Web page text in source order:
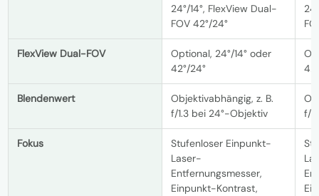
24°/14°, FlexView Dual-
FOV 42°/24°
FlexView Dual-FOV
Optional, 24°/14° oder
42°/24°
Blendenwert
Objektivabhängig, z. B.
f/1.3 bei 24°-Objektiv
f/
Fokus
Stufenloser Einpunkt-
Laser-
Entfernungsmesser,
Einpunkt-Kontrast,